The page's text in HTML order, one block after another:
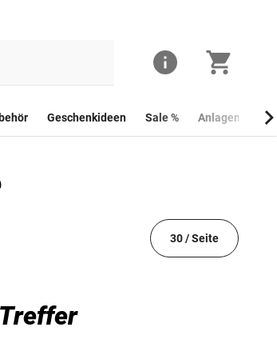
Geschenkideen Sale % Anlagemünzen
30 / Seite